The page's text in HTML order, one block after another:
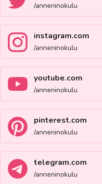
/anneninokulu
instagram.com
/anneninokulu
youtube.com
/anneninokulu
pinterest.com
/anneninokulu
telegram.com
/anneninokulu